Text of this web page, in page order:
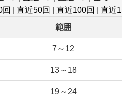
直近50回 直近100回 直近
範囲
7～12
13～18
19～24